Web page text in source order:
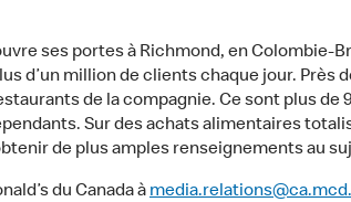
ses portes à Richmond, en Colombie-
d’un million de clients chaque jour. Près
de la compagnie. Ce sont plus de
Sur des achats alimentaires
de plus amples renseignements au
du Canada à